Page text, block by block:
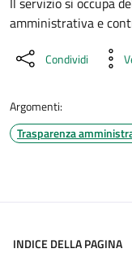
Dettaglio
amministrativa e
Condividi
Argomenti:
Trasparenza
INDICE DELLA PAGINA